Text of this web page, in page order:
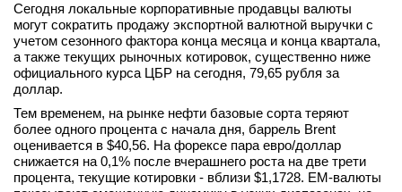
Сегодня локальные корпоративные продавцы валюты
могут сократить продажу экспортной валютной выручки с
учетом сезонного фактора конца месяца и конца квартала,
а также текущих рыночных котировок, существенно ниже
официального курса ЦБР на сегодня, 79,65 рубля за
доллар.
Тем временем, на рынке нефти базовые сорта теряют
более одного процента с начала дня, баррель Brent
оценивается в $40,56. На форексе пара евро/доллар
снижается на 0,1% после вчерашнего роста на две трети
процента, текущие котировки - вблизи $1,1728. ЕМ-валюты